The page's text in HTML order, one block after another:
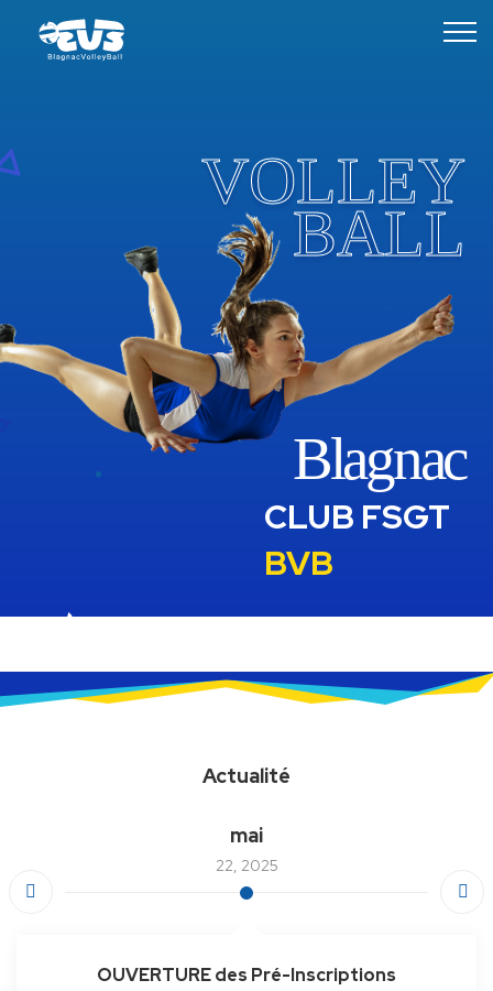
CLUB FSGT
BVB
VOLLEY
BALL
Blagnac
Actualité
mai
22, 2025
OUVERTURE des Pré-Inscriptions
Informations PASS’SPORT
Début de Saison 2026-2027 :
Campagne Soutiens ton club